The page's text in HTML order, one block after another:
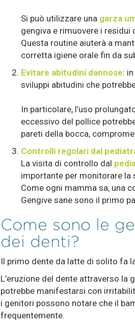
Si può utilizzare una garza
gengiva e rimuovere i
Questa routine aiuterà a
corretta igiene orale fin da
Evitare abitudini dannose:
sviluppi abitudini che
In particolare, l’uso
eccessivo del pollice
pareti della bocca,
Controlli regolari dal
La visita di controllo dal
importante per monitorare la
Come ogni mamma sa, una
Gengive sane sono il primo
Come sono le
dei denti?
Il primo dente da latte di solito fa
L’eruzione del dente attraverso la
potrebbe manifestarsi con
i genitori possono notare che il
frequentemente.